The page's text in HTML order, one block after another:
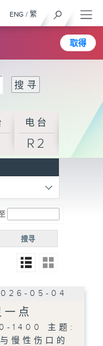
取得
ENG / 繁
电台
R2
搜寻
05-04
一点
1400 主题:
慢性伤口的